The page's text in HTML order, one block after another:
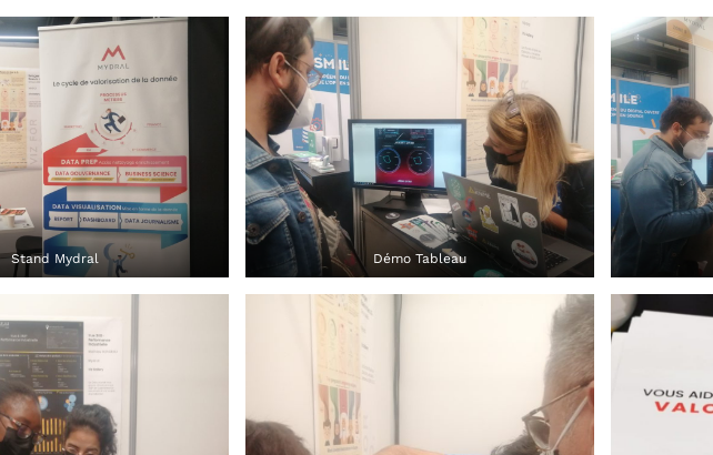
Stand Mydral Démo Tableau